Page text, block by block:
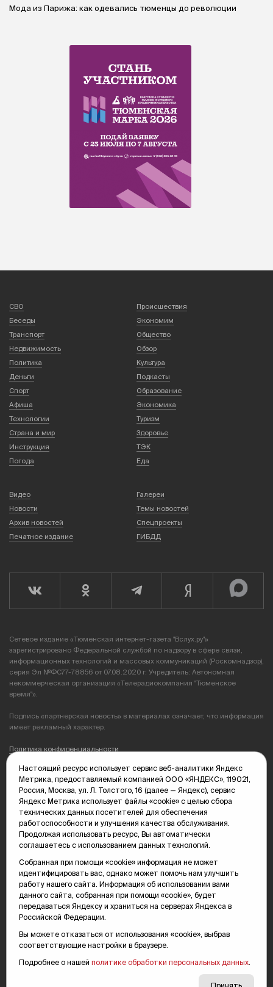
Мода из Парижа: как одевались тюменцы до революции
СВО
Происшествия
Беседы
Экономим
Транспорт
Общество
Недвижимость
Обзор
Политика
Культура
Деньги
Подкасты
Спорт
Образование
Афиша
Экономика
Технологии
Туризм
Страна и мир
Здоровье
Инструкция
ТЭК
Погода
Еда
Видео
Галереи
Новости
Темы новостей
Архив новостей
Спецпроекты
Печатное издание
ГИБДД
Сетевое издание «Тюменская интернет-газета "Вслух.ру"»
зарегистрировано Федеральной службой по надзору в сфере связи,
информационных технологий и массовых коммуникаций (Роскомнадзор),
серия Эл №ФС77-78856 от 07.08.2020 г. Учредитель: Автономная
некоммерческая организация «Телерадиокомпания "Тюменское
время"».
Подпись «партнерская новость» в материалах означает, что информация
имеет рекламный характер.
Политика конфиденциальности
Редакция: 625035, Тюмень, пр. Геологоразведчиков, 28А
(3452) 68-89-05
edit@vsluh.ru
Главный редактор: Панкина Т.Ю.
kika@vsluh.ru
По вопросам рекламы:
(3452) 68-89-78
kotovaev@sibinformburo.ru
mim@vsluh.ru
16+
Настоящий ресурс использует сервис веб-аналитики Яндекс
Метрика, предоставляемый компанией ООО «ЯНДЕКС», 119021,
Россия, Москва, ул. Л. Толстого, 16 (далее — Яндекс), сервис
Яндекс Метрика использует файлы «cookie» с целью сбора
технических данных посетителей для обеспечения
работоспособности и улучшения качества обслуживания.
Продолжая использовать ресурс, Вы автоматически
соглашаетесь с использованием данных технологий.
Собранная при помощи «cookie» информация не может
идентифицировать вас, однако может помочь нам улучшить
работу нашего сайта. Информация об использовании вами
данного сайта, собранная при помощи «cookie», будет
передаваться Яндексу и храниться на серверах Яндекса в
Российской Федерации.
Вы можете отказаться от использования «cookie», выбрав
соответствующие настройки в браузере.
Подробнее о нашей политике обработки персональных данных